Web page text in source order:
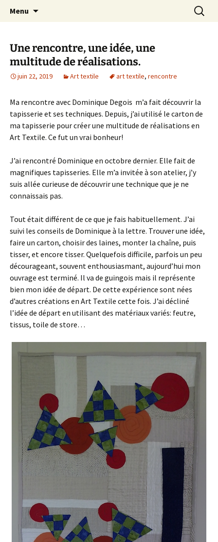
filsetcrayons
Le blog de Sophie A
Menu
Une rencontre, une idée, une
multitude de réalisations.
juin 22, 2019 Art textile art textile, rencontre
Ma rencontre avec Dominique Degois m’a fait découvrir la
tapisserie et ses techniques. Depuis, j’ai utilisé le carton de
ma tapisserie pour créer une multitude de réalisations en
Art Textile. Ce fut un vrai bonheur!
J’ai rencontré Dominique en octobre dernier. Elle fait de
magnifiques tapisseries. Elle m’a invitée à son atelier, j’y
suis allée curieuse de découvrir une technique que je ne
connaissais pas.
Tout était différent de ce que je fais habituellement. J’ai
suivi les conseils de Dominique à la lettre. Trouver une idée,
faire un carton, choisir des laines, monter la chaîne, puis
tisser, et encore tisser. Quelquefois difficile, parfois un peu
décourageant, souvent enthousiasmant, aujourd’hui mon
ouvrage est terminé. Il va de guingois mais il représente
bien mon idée de départ. De cette expérience sont nées
d’autres créations en Art Textile cette fois. J’ai décliné
l’idée de départ en utilisant des matériaux variés: feutre,
tissus, toile de store…